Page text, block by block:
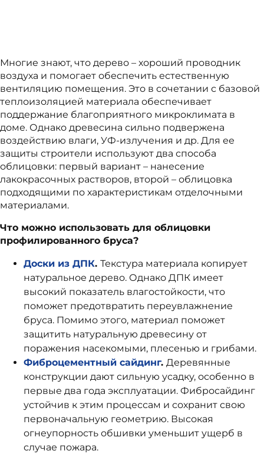
Многие знают, что дерево – хороший проводник
воздуха и помогает обеспечить естественную
вентиляцию помещения. Это в сочетании с базовой
теплоизоляцией материала обеспечивает
поддержание благоприятного микроклимата в
доме. Однако древесина сильно подвержена
воздействию влаги, УФ-излучения и др. Для ее
защиты строители используют два способа
облицовки: первый вариант – нанесение
лакокрасочных растворов, второй – облицовка
подходящими по характеристикам отделочными
материалами.
Что можно использовать для облицовки
профилированного бруса?
Доски из ДПК. Текстура материала копирует
натуральное дерево. Однако ДПК имеет
высокий показатель влагостойкости, что
поможет предотвратить переувлажнение
бруса. Помимо этого, материал поможет
защитить натуральную древесину от
поражения насекомыми, плесенью и грибами.
Фиброцементный сайдинг. Деревянные
конструкции дают сильную усадку, особенно в
первые два года эксплуатации. Фибросайдинг
устойчив к этим процессам и сохранит свою
первоначальную геометрию. Высокая
огнеупорность обшивки уменьшит ущерб в
случае пожара.